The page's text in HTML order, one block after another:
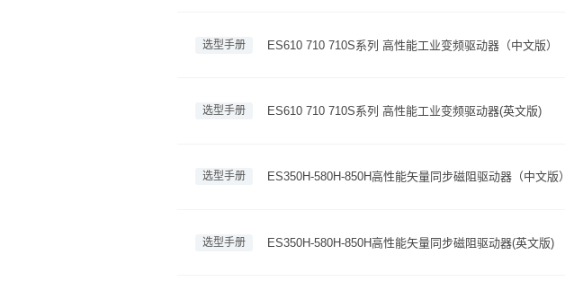
选型手册 ES610 710 710S系列 高性能工业变频驱动器（中文版）
选型手册 ES610 710 710S系列 高性能工业变频驱动器(英文版)
选型手册 ES350H-580H-850H高性能矢量同步磁阻驱动器（中文版）
选型手册 ES350H-580H-850H高性能矢量同步磁阻驱动器(英文版)